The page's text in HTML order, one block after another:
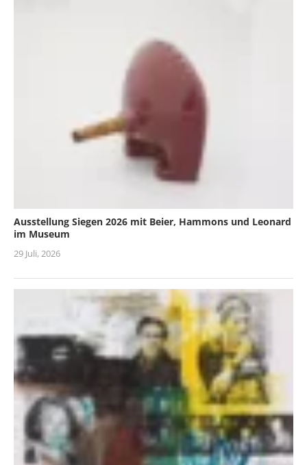
Ausstellung Siegen 2026 mit Beier, Hammons und Leonard
im Museum
29 Juli, 2026